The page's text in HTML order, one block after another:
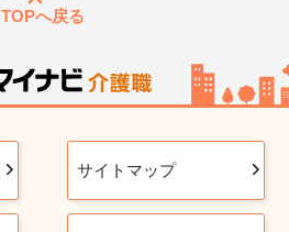
TOPへ戻る
サイトマップ